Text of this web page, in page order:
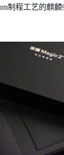
制程工艺的麒